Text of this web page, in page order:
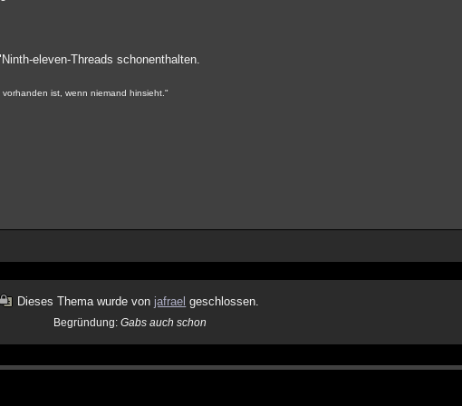
eleven-Threads schonenthalten.
ist, wenn niemand hinsieht."
Dieses Thema wurde von jafrael geschlossen.
Begründung: Gabs auch schon